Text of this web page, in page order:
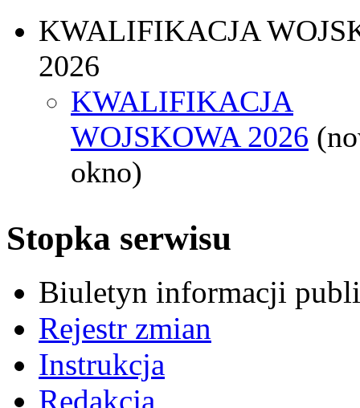
KWALIFIKACJA
2026
KWALIFIKACJA
WOJSKOWA 2026
okno)
Stopka serwisu
Biuletyn informacji
Rejestr zmian
Instrukcja
Redakcja